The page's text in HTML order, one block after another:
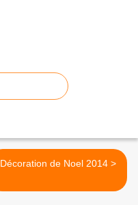
Décoration de Noel 2014 >